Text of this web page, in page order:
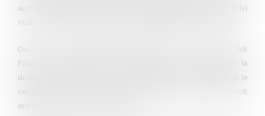
aux juges du Tribunal Administratif de BORDEAUX qui ont suivi
notre raisonnement quant au droit applicable à la fin du stage.
Dans le cas d’espèce, l’agent stagiaire d’une commune avait fait
l’objet de deux décisions. La première qui venait proroger la
durée de son stage et la seconde mettant fin à son stage et le
radiant des cadres, l’occasion pour les juges de préciser le droit
applicable dans ces deux situations.